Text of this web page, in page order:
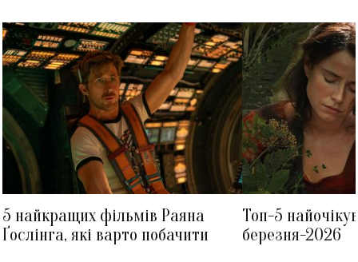
5 найкращих фільмів Раяна
Ґослінга, які варто побачити
Топ-5
березня-2026